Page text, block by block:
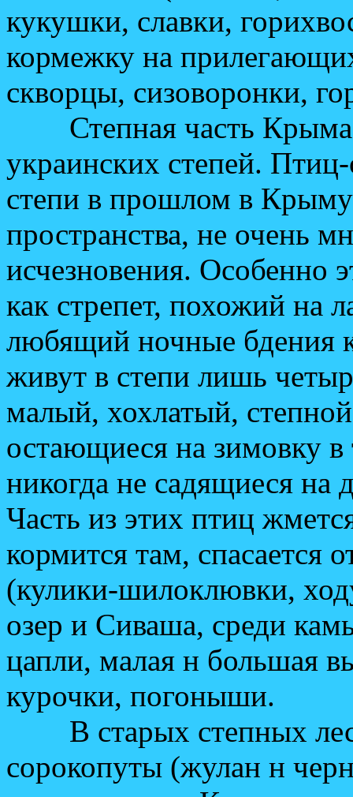
кукушки, славки,
кормежку на
скворцы, сизоворонки,
Степная часть Крыма
украинских степей.
степи в прошлом в
пространства, не очень
исчезновения. Особенно
как стрепет, похожий на
любящий ночные бдения
живут в степи лишь
малый, хохлатый,
остающиеся на зимовку
никогда не садящиеся на
Часть из этих птиц
кормится там, спасается
(кулики-шилоклювки,
озер и Сиваша, среди
цапли, малая н большая
курочки, погоныши.
В старых степных
сорокопуты (жулан н